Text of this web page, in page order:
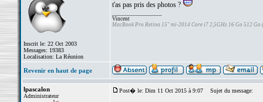
Inscrit le: 22 Oct 2003
Messages: 19383
Localisation: La Réunion
t'as pas pris des photos ?
Vincent
MacBook Pro Retina 15" mi-2014 Core i7 2,5GHz 16 Go 512 Go
Revenir en haut de page
lpascalon
Administrateur
Post� le: Dim 11 Oct 2015 à 9:07 Sujet du message: